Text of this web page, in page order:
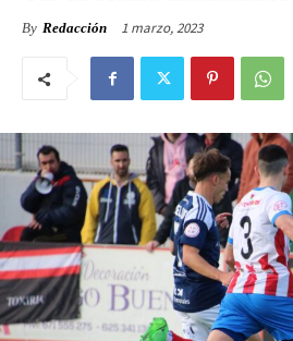
By Redacción 1 marzo, 2023